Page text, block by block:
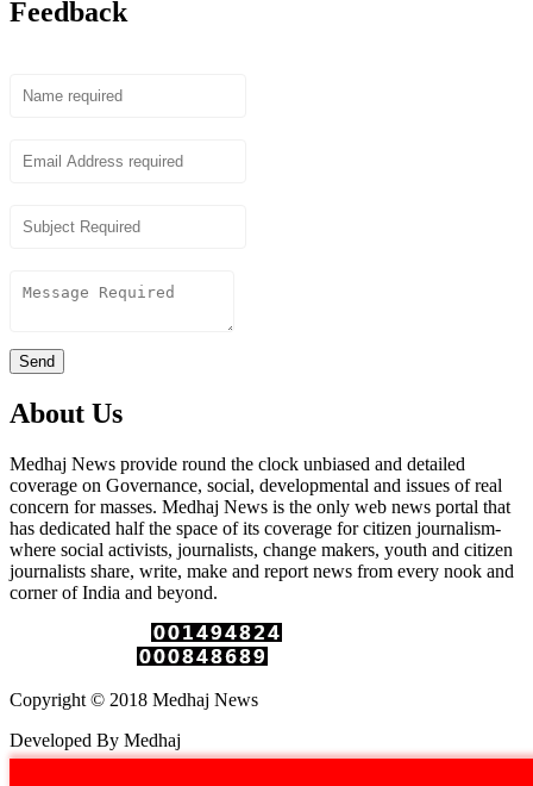
Feedback
Send
About Us
Medhaj News provide round the clock unbiased and detailed
coverage on Governance, social, developmental and issues of real
concern for masses. Medhaj News is the only web news portal that
has dedicated half the space of its coverage for citizen journalism-
where social activists, journalists, change makers, youth and citizen
journalists share, write, make and report news from every nook and
corner of India and beyond.
Copyright © 2018 Medhaj News
Developed By Medhaj